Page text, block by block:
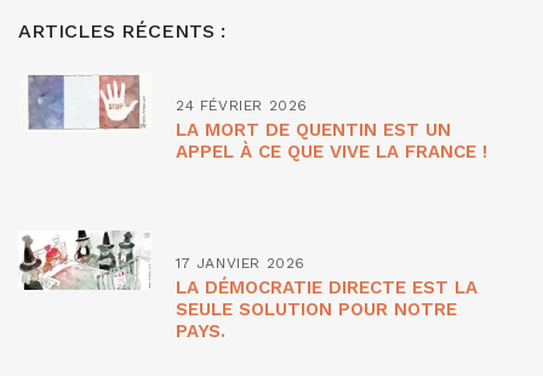
ARTICLES RÉCENTS :
24 FÉVRIER 2026
LA MORT DE QUENTIN EST UN
APPEL À CE QUE VIVE LA FRANCE !
17 JANVIER 2026
LA DÉMOCRATIE DIRECTE EST LA
SEULE SOLUTION POUR NOTRE
PAYS.